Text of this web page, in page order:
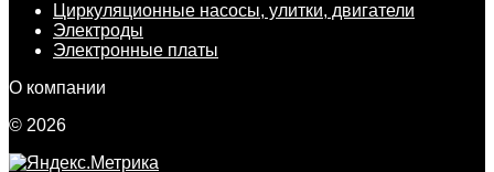
Циркуляционные насосы, улитки, двигатели
Электроды
Электронные платы
О компании
© 2026